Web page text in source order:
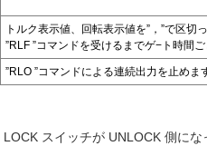
トルク表示値、回転表示値を”，”で区切っ
”RLF ”コマンドを受けるまでゲ−ト時間
”RLO ”コマンドによる連続出力を止めま
スイッチが UNLOCK 側にな